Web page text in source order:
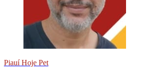
Piauí Hoje Pet